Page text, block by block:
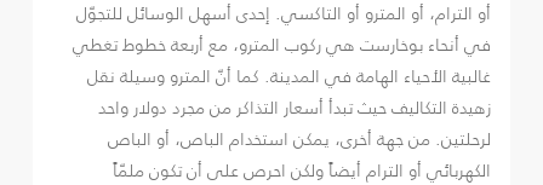
أو الترام، أو المترو أو التاكسي. إحدى أسهل الوسائل للتجوّل
في أنحاء بوخارست هي ركوب المترو، مع أربعة خطوط تغطي
غالبية الأحياء الهامة في المدينة. كما أنّ المترو وسيلة نقل
زهيدة التكاليف حيث تبدأ أسعار التذاكر من مجرد دولار واحد
لرحلتين. من جهة أخرى، يمكن استخدام الباص، أو الباص
الكهربائي أو الترام أيضاً ولكن احرص على أن تكون ملمّاً